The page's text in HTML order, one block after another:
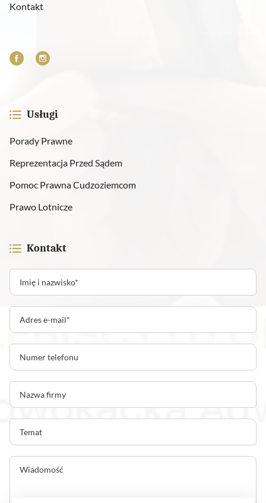
Kontakt
Usługi
Porady Prawne
Reprezentacja Przed Sądem
Pomoc Prawna Cudzoziemcom
Prawo Lotnicze
Kontakt